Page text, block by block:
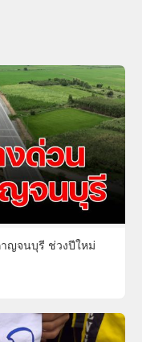
ญจนบุรี ช่วงปีใหม่